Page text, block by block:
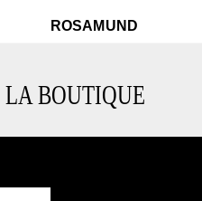
ROSAMUND
BOUTIQUE